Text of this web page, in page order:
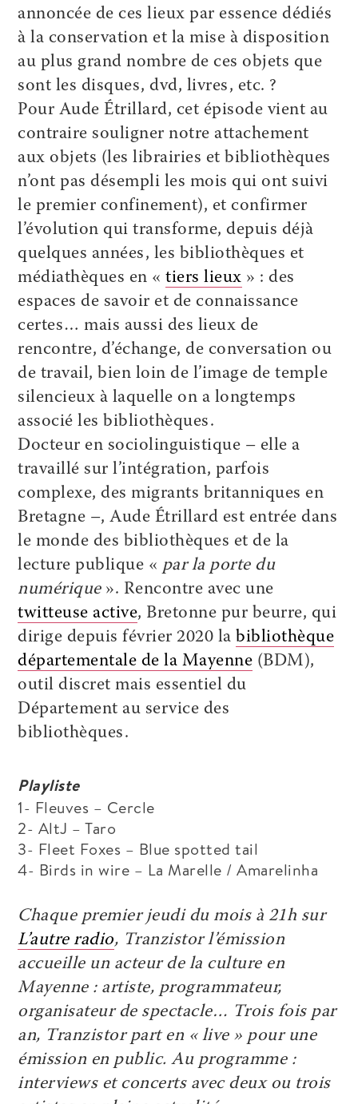
annoncée de ces lieux par essence dédiés
à la conservation et la mise à disposition
au plus grand nombre de ces objets que
sont les disques, dvd, livres, etc. ?
Pour Aude Étrillard, cet épisode vient au
contraire souligner notre attachement
aux objets (les librairies et bibliothèques
n’ont pas désempli les mois qui ont suivi
le premier confinement), et confirmer
l’évolution qui transforme, depuis déjà
quelques années, les bibliothèques et
médiathèques en «tiers lieux » : des
espaces de savoir et de connaissance
certes… mais aussi des lieux de
rencontre, d’échange, de conversation ou
de travail, bien loin de l’image de temple
silencieux à laquelle on a longtemps
associé les bibliothèques.
Docteur en sociolinguistique – elle a
travaillé sur l’intégration, parfois
complexe, des migrants britanniques en
Bretagne –, Aude Étrillard est entrée dans
le monde des bibliothèques et de la
lecture publique « par la porte du
numérique». Rencontre avec une
twitteuse active, Bretonne pur beurre, qui
dirige depuis février 2020 la bibliothèque
départementale de la Mayenne (BDM),
outil discret mais essentiel du
Département au service des
bibliothèques.
Playliste
1- Fleuves – Cercle
2- AltJ – Taro
3- Fleet Foxes – Blue spotted tail
4- Birds in wire – La Marelle / Amarelinha
Chaque premier jeudi du mois à 21h sur
L’autre radio, Tranzistor l’émission
accueille un acteur de la culture en
Mayenne : artiste, programmateur,
organisateur de spectacle… Trois fois par
an, Tranzistor part en « live » pour une
émission en public. Au programme :
interviews et concerts avec deux ou trois